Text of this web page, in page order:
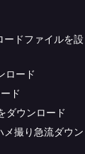
ードファイルを設
ロード
ド
ダウンロード
メ撮り急流ダウン